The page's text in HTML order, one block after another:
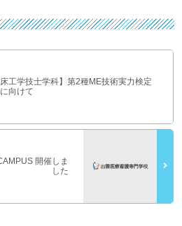
床工学技士学科】第2種ME技術実力検定
向けて
開催しま
した